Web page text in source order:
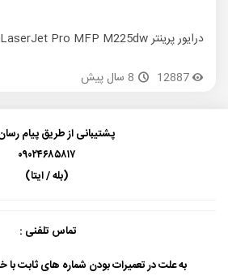
درایور پرینتر HP LaserJet Pro MFP M225dw
12887
8 سال پیش
پشتیبانی از طریق پیام
۰۹۰۲۴۶۸۵۸۱۷
(بله / ایتا)
تماس تلفنی :
به علت در تعمیرات بودن شماره های ثابت